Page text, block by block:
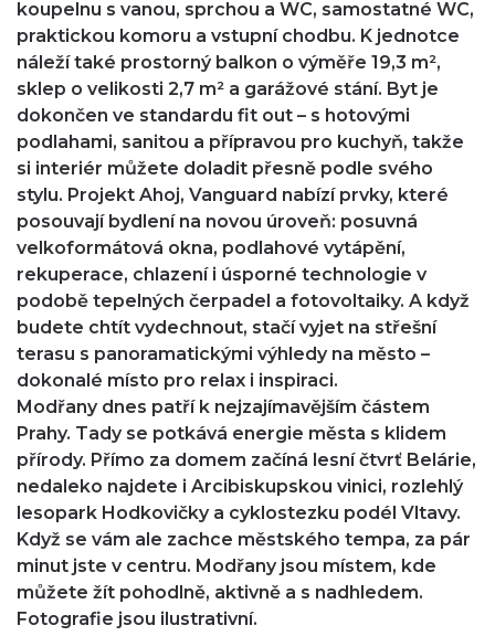
koupelnu s vanou, sprchou a WC, samostatné WC,
praktickou komoru a vstupní chodbu. K jednotce
náleží také prostorný balkon o výměře 19,3 m²,
sklep o velikosti 2,7 m² a garážové stání. Byt je
dokončen ve standardu fit out –⁠ s hotovými
podlahami, sanitou a přípravou pro kuchyň, takže
si interiér můžete doladit přesně podle svého
stylu. Projekt Ahoj, Vanguard nabízí prvky, které
posouvají bydlení na novou úroveň: posuvná
velkoformátová okna, podlahové vytápění,
rekuperace, chlazení i úsporné technologie v
podobě tepelných čerpadel a fotovoltaiky. A když
budete chtít vydechnout, stačí vyjet na střešní
terasu s panoramatickými výhledy na město –
dokonalé místo pro relax i inspiraci.
Modřany dnes patří k nejzajímavějším částem
Prahy. Tady se potkává energie města s klidem
přírody. Přímo za domem začíná lesní čtvrť Belárie,
nedaleko najdete i Arcibiskupskou vinici, rozlehlý
lesopark Hodkovičky a cyklostezku podél Vltavy.
Když se vám ale zachce městského tempa, za pár
minut jste v centru. Modřany jsou místem, kde
můžete žít pohodlně, aktivně a s nadhledem.
Fotografie jsou ilustrativní.